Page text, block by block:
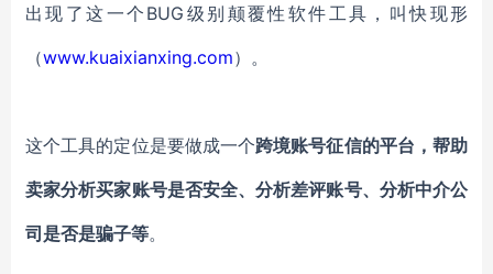
出现了这一个 BUG 级别颠覆性软件工具，叫快现形
（www.kuaixianxing.com）。
这个工具的定位是要做成一个跨境账号征信的平台，帮助
卖家分析买家账号是否安全、分析差评账号、分析中介公
司是否是骗子等。